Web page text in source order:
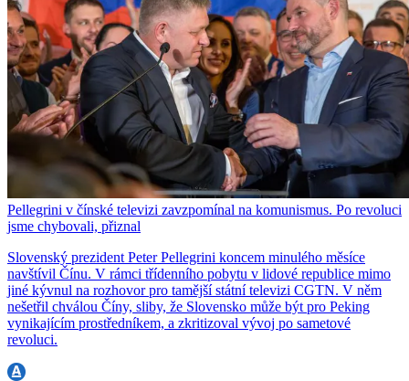
Pellegrini v čínské televizi zavzpomínal na komunismus. Po revoluci
jsme chybovali, přiznal
Slovenský prezident Peter Pellegrini koncem minulého měsíce
navštívil Čínu. V rámci třídenního pobytu v lidové republice mimo
jiné kývnul na rozhovor pro tamější státní televizi CGTN. V něm
nešetřil chválou Číny, sliby, že Slovensko může být pro Peking
vynikajícím prostředníkem, a zkritizoval vývoj po sametové
revoluci.